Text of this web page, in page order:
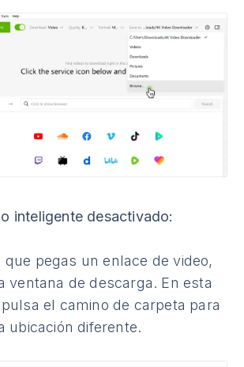
inteligente desactivado:
que pegas un enlace de video,
ventana de descarga. En esta
el camino de carpeta para
ubicación diferente.